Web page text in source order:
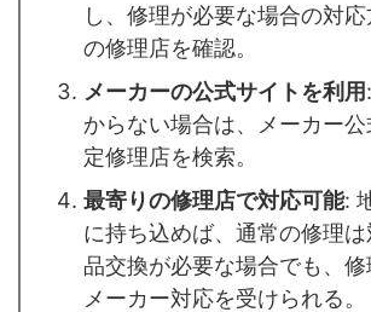
し、修理が必要な場合の対
の修理店を確認。
メーカーの公式サイトを利用
からない場合は、メーカー
定修理店を検索。
最寄りの修理店で対応可能:
に持ち込めば、通常の修理
品交換が必要な場合でも、
メーカー対応を受けられる。